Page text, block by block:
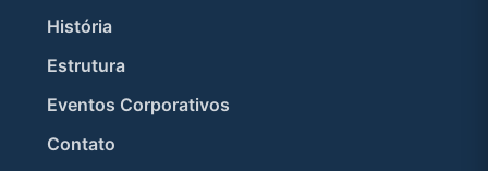
História
Estrutura
Eventos Corporativos
Contato